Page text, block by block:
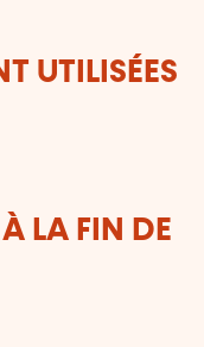
UTILISÉES
LA FIN DE